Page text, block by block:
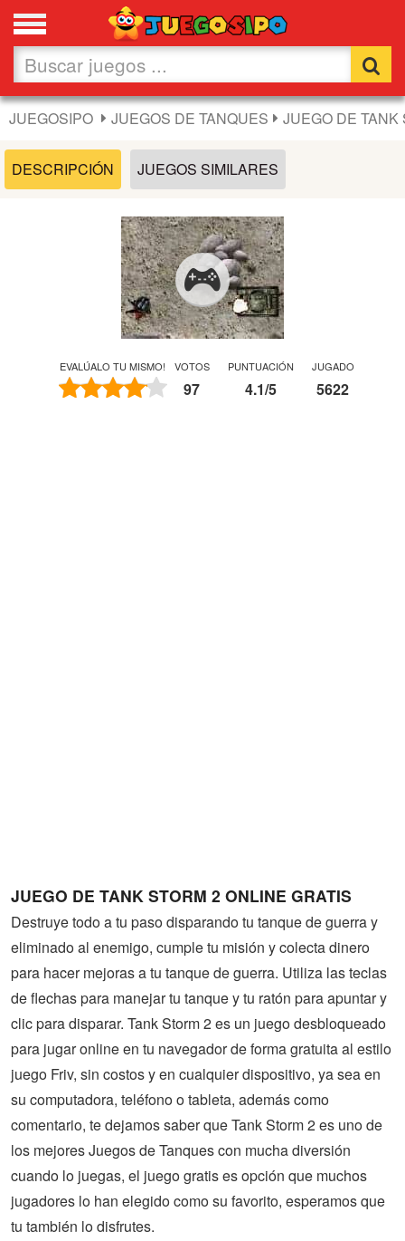
Favoritos
Nuevos
Flash
Acción
Chicas
Fútbol
Animaciones
JUEGOSIPO JUEGOS DE TANQUES JUEGO DE TANK
DESCRIPCIÓN JUEGOS SIMILARES
EVALÚALO TU MISMO! VOTOS
97
PUNTUACIÓN
4.1/5
JUGADO
5622
JUEGO DE TANK STORM 2 ONLINE GRATIS
Destruye todo a tu paso disparando tu tanque de guerra y
eliminado al enemigo, cumple tu misión y colecta dinero
para hacer mejoras a tu tanque de guerra. Utiliza las teclas
de flechas para manejar tu tanque y tu ratón para apuntar y
clic para disparar. Tank Storm 2 es un juego desbloqueado
para jugar online en tu navegador de forma gratuita al estilo
juego Friv, sin costos y en cualquier dispositivo, ya sea en
su computadora, teléfono o tableta, además como
comentario, te dejamos saber que Tank Storm 2 es uno de
los mejores Juegos de Tanques con mucha diversión
cuando lo juegas, el juego gratis es opción que muchos
jugadores lo han elegido como su favorito, esperamos que
tu también lo disfrutes.